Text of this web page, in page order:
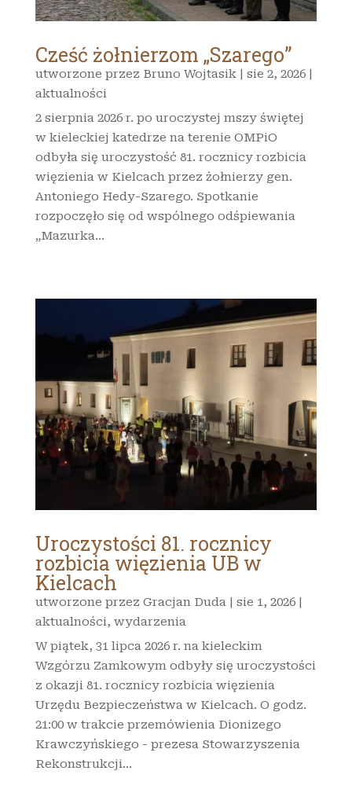
Cześć żołnierzom „Szarego”
utworzone przez Bruno Wojtasik| sie 2, 2026|
aktualności
2 sierpnia 2026 r. po uroczystej mszy świętej
w kieleckiej katedrze na terenie OMPiO
odbyła się uroczystość 81. rocznicy rozbicia
więzienia w Kielcach przez żołnierzy gen.
Antoniego Hedy-Szarego. Spotkanie
rozpoczęło się od wspólnego odśpiewania
„Mazurka...
Uroczystości 81. rocznicy
rozbicia więzienia UB w
Kielcach
utworzone przez Gracjan Duda | sie 1, 2026|
aktualności, wydarzenia
W piątek, 31 lipca 2026 r. na kieleckim
Wzgórzu Zamkowym odbyły się uroczystości
z okazji 81. rocznicy rozbicia więzienia
Urzędu Bezpieczeństwa w Kielcach. O godz.
21:00 w trakcie przemówienia Dionizego
Krawczyńskiego - prezesa Stowarzyszenia
Rekonstrukcji...